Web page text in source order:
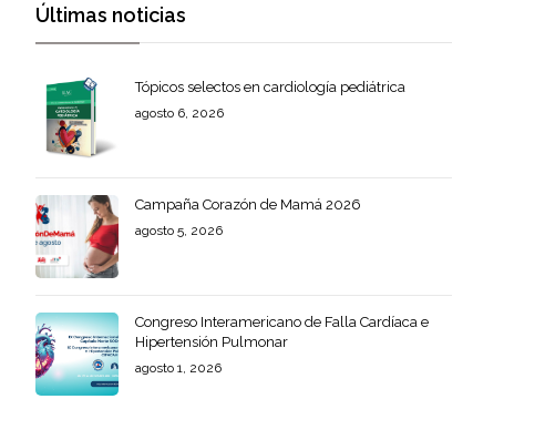
Últimas noticias
Tópicos selectos en cardiología pediátrica
agosto 6, 2026
Campaña Corazón de Mamá 2026
agosto 5, 2026
Congreso Interamericano de Falla Cardíaca e
Hipertensión Pulmonar
agosto 1, 2026